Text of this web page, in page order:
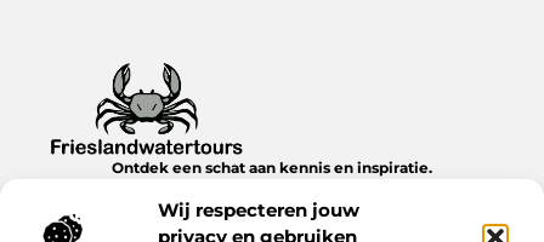
Wij respecteren jouw
privacy en gebruiken
Ontdek een schat aan kennis en inspiratie.
nieuwe inzichten en ideeën.